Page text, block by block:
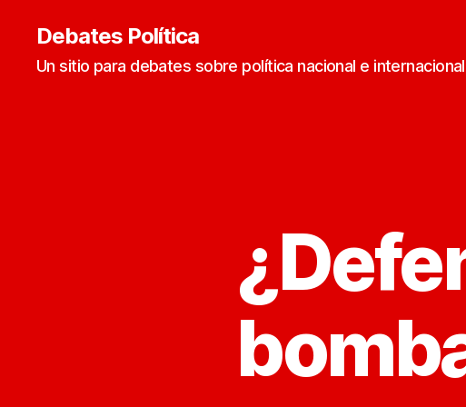
Debates Política
Un sitio para debates sobre política nacional e internacional